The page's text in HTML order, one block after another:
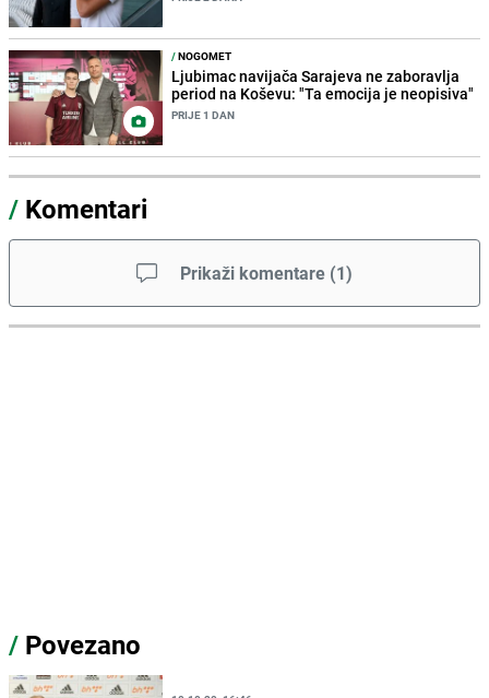
/NOGOMET
Ljubimac navijača Sarajeva ne zaboravlja
period na Koševu: "Ta emocija je neopisiva"
PRIJE 1 DAN
/ Komentari
Prikaži komentare (1)
/ Povezano